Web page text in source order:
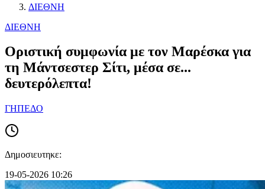
ΔΙΕΘΝΗ
ΔΙΕΘΝΗ
Οριστική συμφωνία με τον Μαρέσκα για
τη Μάντσεστερ Σίτι, μέσα σε...
δευτερόλεπτα!
ΓΗΠΕΔΟ
Δημοσιευτηκε:
19-05-2026 10:26